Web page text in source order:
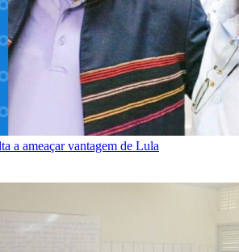
a ameaçar vantagem de Lula